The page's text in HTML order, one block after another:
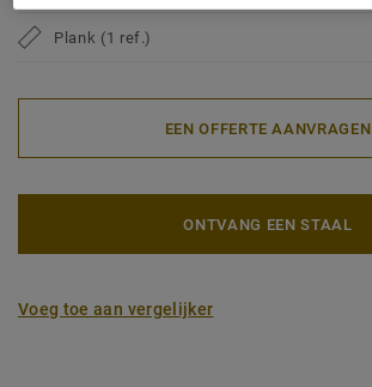
Plank (1 ref.)
EEN OFFERTE AANVRAGEN
ONTVANG EEN STAAL
Voeg toe aan vergelijker